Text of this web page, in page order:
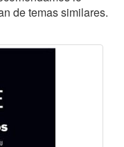
de temas similares.